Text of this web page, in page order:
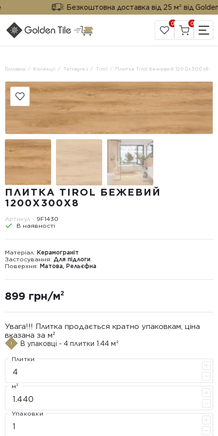
Безкоштовна доставка від 25 м² від Golden
САЙТ КОМПАНІЇ
0 0
Головна Колекції Terragres Tirol Плитка Tirol бежевий 1200х300x8
ПЛИТКА TIROL БЕЖЕВИЙ
1200Х300X8
Артикул - 9F1430
В наявності
Матеріал: Керамограніт
Застосування: Для підлоги
Поверхня: Матова, Рельєфна
899 грн/м²
Увага!!! Плитка продається кратно упаковкам, ціна
вказана за м²
В упаковці - 4 плитки 1.44 м²
Плитки
м²
Упаковки